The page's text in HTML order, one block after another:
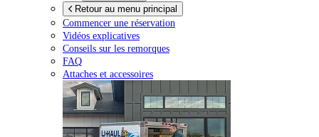
Retour au menu principal
Commencer une réservation
Vidéos explicatives
Conseils sur les remorques
FAQ
Attaches et accessoires